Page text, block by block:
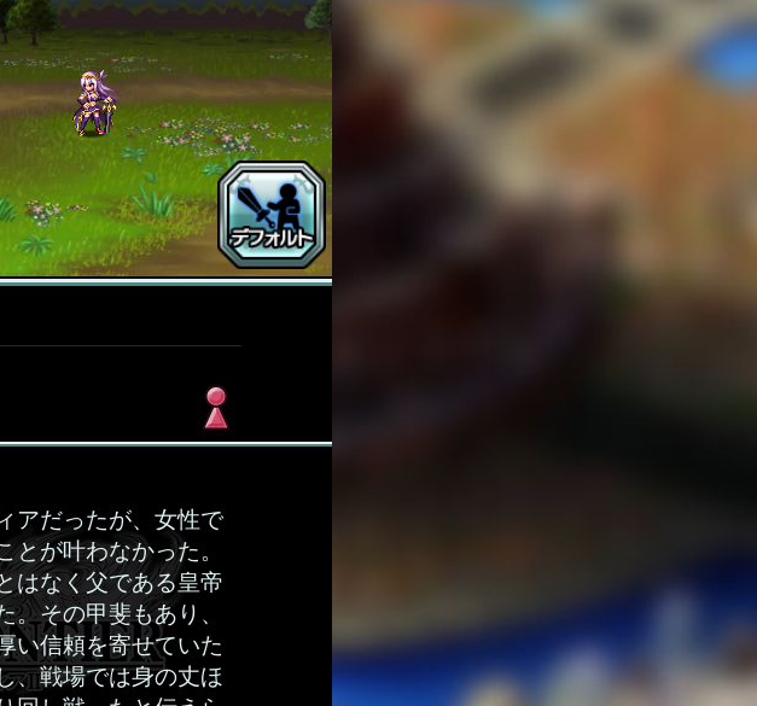
アだったが、女性で
が叶わなかった。
はなく父である皇帝
その甲斐もあり、
い信頼を寄せていた
、戦場では身の丈ほ